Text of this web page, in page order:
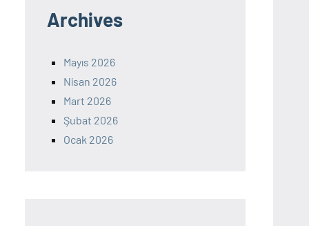
Archives
Mayıs 2026
Nisan 2026
Mart 2026
Şubat 2026
Ocak 2026